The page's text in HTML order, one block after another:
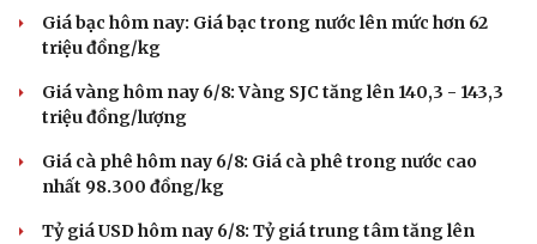
Giá bạc hôm nay: Giá bạc trong nước lên mức hơn 62
triệu đồng/kg
Giá vàng hôm nay 6/8: Vàng SJC tăng lên 140,3 - 143,3
triệu đồng/lượng
Giá cà phê hôm nay 6/8: Giá cà phê trong nước cao
nhất 98.300 đồng/kg
Tỷ giá USD hôm nay 6/8: Tỷ giá trung tâm tăng lên